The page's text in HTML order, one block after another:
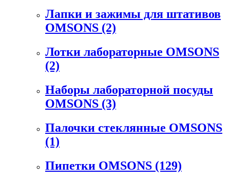
Лапки и зажимы для штативов
OMSONS (2)
Лотки лабораторные OMSONS
(2)
Наборы лабораторной посуды
OMSONS (3)
Палочки стеклянные OMSONS
(1)
Пипетки OMSONS (129)